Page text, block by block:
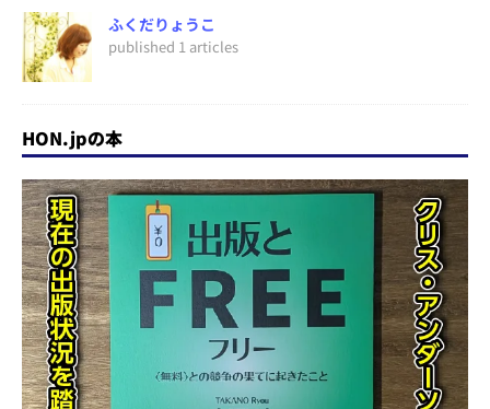
ふくだりょうこ
published 1 articles
HON.jpの本